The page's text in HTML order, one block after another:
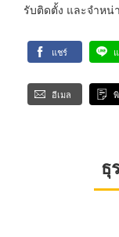
รับติดตั้ง และจำห
แชร์
อีเมล
ธุ